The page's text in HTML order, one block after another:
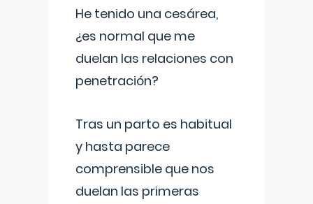
He tenido una cesárea,
¿es normal que me
duelan las relaciones con
penetración?
Tras un parto es habitual
y hasta parece
comprensible que nos
duelan las primeras